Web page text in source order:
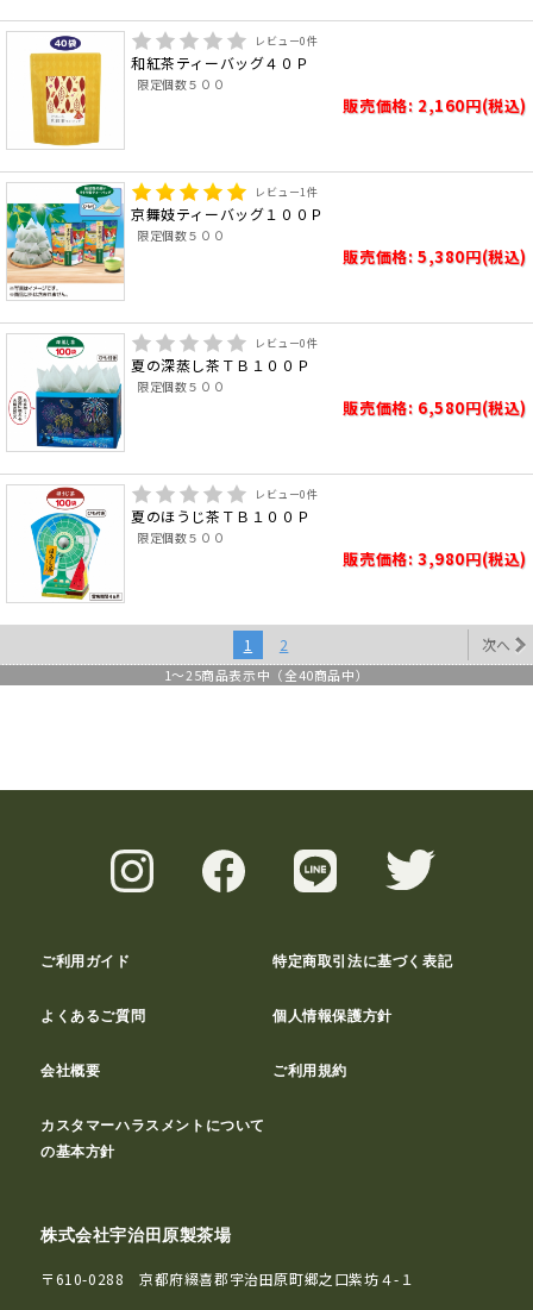
レビュー0件
和紅茶ティーバッグ４０Ｐ
限定個数５００
販売価格: 2,160円(税込)
レビュー1件
京舞妓ティーバッグ１００Ｐ
限定個数５００
販売価格: 5,380円(税込)
レビュー0件
夏の深蒸し茶ＴＢ１００Ｐ
限定個数５００
販売価格: 6,580円(税込)
レビュー0件
夏のほうじ茶ＴＢ１００Ｐ
限定個数５００
販売価格: 3,980円(税込)
1 2 次へ
1～25商品表示中（全40商品中）
ご利用ガイド 特定商取引法に基づく表記
よくあるご質問 個人情報保護方針
会社概要 ご利用規約
カスタマーハラスメントについて
の基本方針
株式会社宇治田原製茶場
〒610-0288 京都府綴喜郡宇治田原町郷之口紫坊４-１